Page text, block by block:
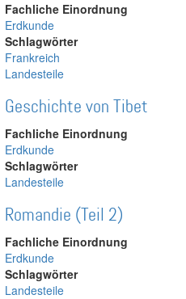
Fachliche Einordnung
Erdkunde
Schlagwörter
Frankreich
Landesteile
Geschichte von Tibet
Fachliche Einordnung
Erdkunde
Schlagwörter
Landesteile
Romandie (Teil 2)
Fachliche Einordnung
Erdkunde
Schlagwörter
Landesteile